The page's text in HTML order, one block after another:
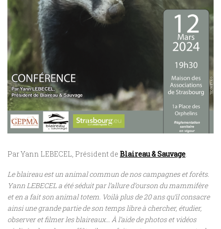
Par Yann LEBECEL, Président de Blaireau & Sauvage.
Le blaireau est un animal commun de nos campagnes et forêts.
Yann LEBECEL a été séduit par l’allure d’ourson du mammifère
et en a fait son animal totem. Voilà plus de 20 ans qu’il consacre
ainsi une grande partie de son temps libre à chercher, étudier,
observer et filmer les blaireaux… À l’aide de photos et vidéos